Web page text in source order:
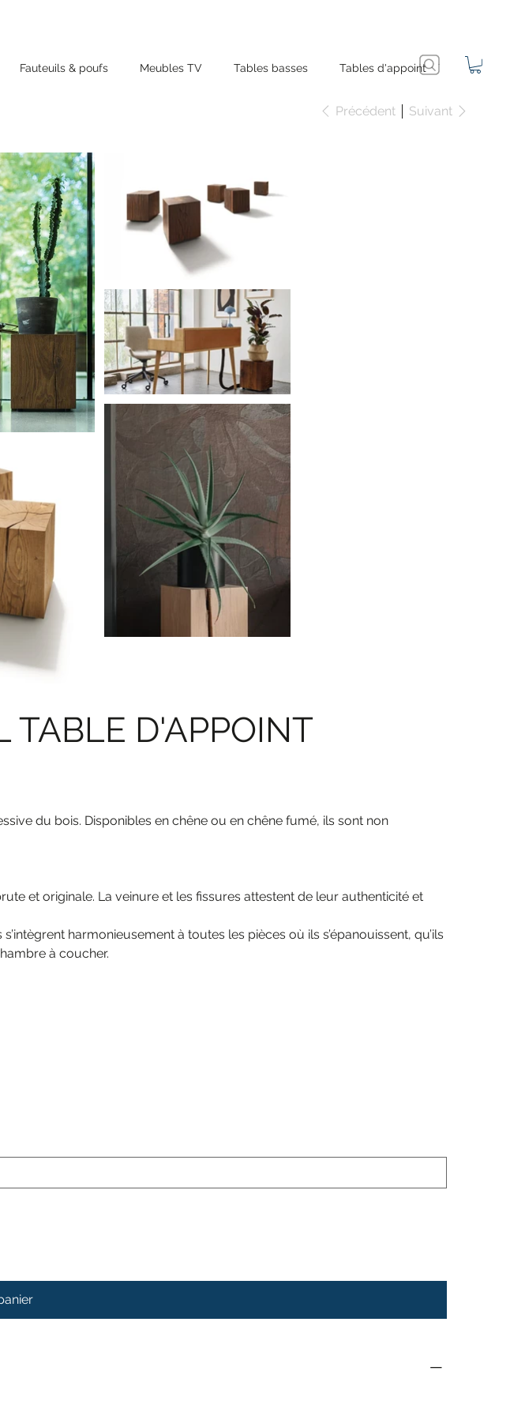
Fauteuils & poufs Meubles TV Tables basses Tables d'appoint
Précédent Suivant
TABLE D'APPOINT
du bois. Disponibles en chêne ou en chêne fumé, ils sont non
et originale. La veinure et les fissures attestent de leur authenticité et
harmonieusement à toutes les pièces où ils s’épanouissent, qu’ils
à coucher.